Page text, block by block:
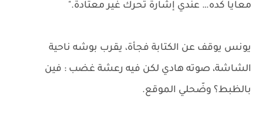
معايا كده… عندي إشارة تحرك غير معتادة."
يونس يوقف عن الكتابة فجأة، يقرب بوشه ناحية
الشاشة، صوته هادي لكن فيه رعشة غضب : فين
بالظبط؟ وضّحلي الموقع.